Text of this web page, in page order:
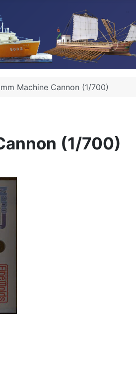
Machine Cannon (1/700)
(1/700)